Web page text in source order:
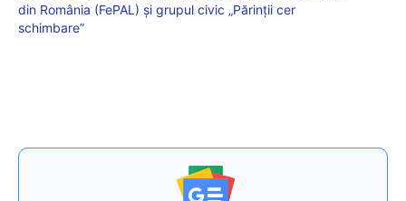
din România (FePAL) și grupul civic „Părinții cer
schimbare”